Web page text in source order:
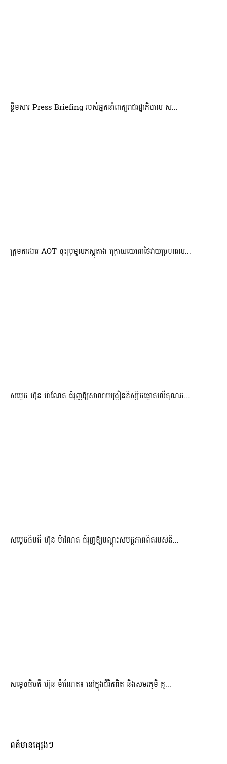
ខ្លឹមសារ Press Briefing របស់អ្នកនាំពាក្យរាជរដ្ឋាភិបាល ស...
ក្រុមការងារ AOT ចុះប្រមូលភស្តុតាង ក្រោយយោធាថៃវាយប្រហារល...
សម្តេច ហ៊ុន ម៉ាណែត ជំរុញឱ្យសាលាបង្រៀននិស្សិតផ្តោតលើគុណភ...
សម្តេចធិបតី ហ៊ុន ម៉ាណែត ជំរុញឱ្យបណ្តុះសមត្ថភាពពិតរបស់និ...
សម្តេចធិបតី ហ៊ុន ម៉ាណែត៖ នៅក្នុងជីវិតពិត និងសមរភូមិ គ្ម...
ពត៌មានផ្សេងៗ